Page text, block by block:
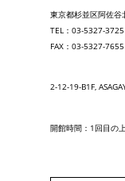
東京都杉並区阿佐谷
TEL：03-5327-3725
FAX：03-5327-7655
2-12-19-B1F,
開館時間：1回目の